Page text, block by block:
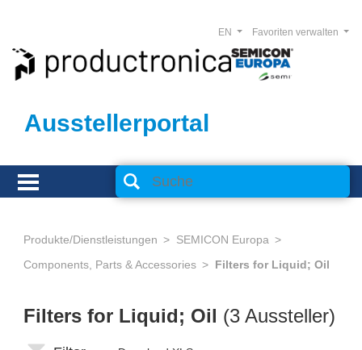
Ausstellerportal
Favoriten verwalten
EN
Produkte/Dienstleistungen
SEMICON Europa
Components, Parts & Accessories
Filters for Liquid; Oil
Filters for Liquid; Oil (3 Aussteller)